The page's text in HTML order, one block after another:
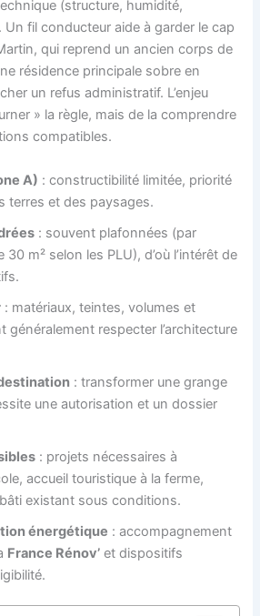
(structure, humidité,
fil conducteur aide à garder le cap
qui reprend un ancien corps de
résidence principale sobre en
un refus administratif. L’enjeu
» la règle, mais de la comprendre
compatibles.
A) : constructibilité limitée, priorité
terres et des paysages.
: souvent plafonnées (par
m² selon les PLU), d’où l’intérêt de
: matériaux, teintes, volumes et
généralement respecter l’architecture
: transformer une grange
une autorisation et un dossier
: projets nécessaires à
accueil touristique à la ferme,
existant sous conditions.
énergétique : accompagnement
France Rénov’ et dispositifs